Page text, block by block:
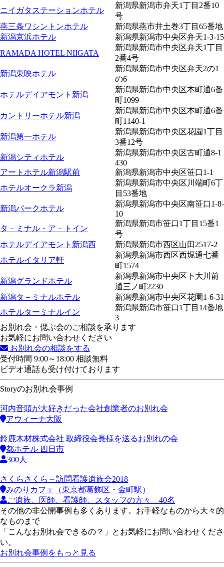
ニイガタステーションホテル
新潟県新潟市弁天1丁目2番10
号
燕三条ワシントンホテル
新潟県燕市井土巻3丁目65番地
新潟京浜ホテル
新潟県新潟市中央区弁天1-3-15
RAMADA HOTEL NIIGATA
新潟県新潟市中央区弁天1丁目
2番4号
新潟東映ホテル
新潟県新潟市中央区弁天2の1
の6
ホテルデイアモント新潟
新潟県新潟市中央区本町通6番
町1099
カントリーホテル新潟
新潟県新潟市中央区本町通6番
町1140-1
新潟第一ホテル
新潟県新潟市中央区花園1丁目
3番12号
新潟シティホテル
新潟県新潟市中央区古町通8-1
430
アートホテル新潟駅前
新潟県新潟市中央区笹口1-1
ホテルオークラ新潟
新潟県新潟市中央区川端町6丁
目53番地
新潟パークホテル
新潟県新潟市中央区南笹口1-8-
10
タ－ミナル・ア－トイン
新潟県新潟市笹口1丁目15番1
号
ホテルデイアモント新潟西
新潟県新潟市西区山田2517-2
ホテルイタリア軒
新潟県新潟市西区西堀通七番
町1574
新潟グランドホテル
新潟県新潟市中央区下大川前
通三ノ町2230
新潟タ－ミナルホテル
新潟県新潟市中央区花園1-6-31
ホテルターミナルイン
新潟県新潟市笹口1丁目14番地
3
お別れ会・偲ぶ会のご相談を承ります
お気軽にお問い合わせください
お別れ会の相談をする
受付時間 9:00～18:00 相談無料
ビデオ通話も受け付けております
Storyのお別れ会事例
河内音頭が大好きだった会社創業者のお別れ会
アウィーナ大阪
鈴鹿木材株式会社 取締役会長様を送るお別れの会
都ホテル 四日市
300人
さくらさくら～訪問看護遺族会2018
みのりカフェ（東京都葛飾区・金町駅）
ご遺族、医師、看護師、スタッフの方々 40名
その他の非公開事例も多くあります。お手軽なものから大々的
なものまで
「こんなお別れ会できるの？」とお気軽にお問い合わせくださ
い。
お別れ会事例をもっと見る